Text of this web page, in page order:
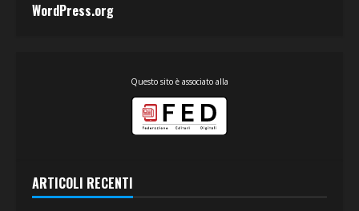
WordPress.org
Questo sito è associato alla
ARTICOLI RECENTI